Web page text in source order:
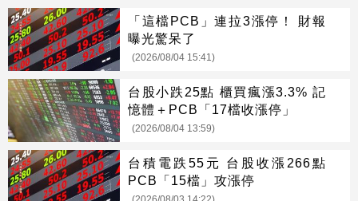
「這檔PCB」連拉3漲停！ 財報
曝光驚呆了
(2026/08/04 15:41)
台股小跌25點 櫃買瘋漲3.3% 記
憶體＋PCB「17檔收漲停」
(2026/08/04 13:59)
台積電跌55元 台股收漲266點
PCB「15檔」攻漲停